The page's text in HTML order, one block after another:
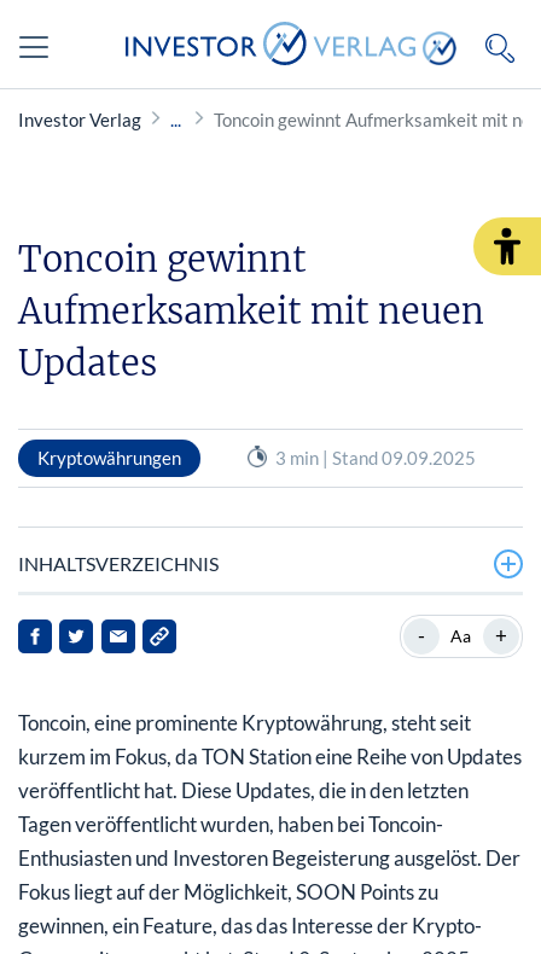
Investor Verlag Toncoin gewinnt Aufmerksamkeit mit
Toncoin gewinnt
Aufmerksamkeit mit neuen
Updates
Kryptowährungen 3 min | Stand 09.09.2025
INHALTSVERZEICHNIS
Hintergrund zu Toncoin
Auswirkungen für Toncoin und Stakeholder
Ausblick
- Aa +
Toncoin, eine prominente Kryptowährung, steht seit
kurzem im Fokus, da TON Station eine Reihe von Updates
veröffentlicht hat. Diese Updates, die in den letzten
Tagen veröffentlicht wurden, haben bei Toncoin-
Enthusiasten und Investoren Begeisterung ausgelöst. Der
Fokus liegt auf der Möglichkeit, SOON Points zu
gewinnen, ein Feature, das das Interesse der Krypto-